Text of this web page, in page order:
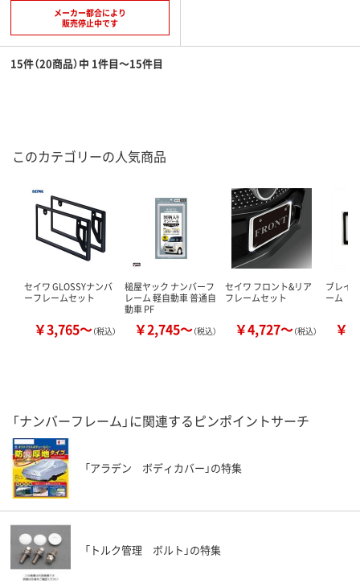
メーカー都合により
販売停止中です
15件（20商品）中 1件目～15件目
このカテゴリーの人気商品
セイワ GLOSSYナンバ
ーフレームセット
￥3,765～（税込）
槌屋ヤック ナンバーフ
レーム 軽自動車 普通自
動車 PF
￥2,745～（税込）
セイワ フロント&リア
フレームセット
￥4,727～（税込）
ブレイ
ーム
￥
「ナンバーフレーム」に関連するピンポイントサーチ
「アラデン ボディカバー」の特集
「トルク管理 ボルト」の特集